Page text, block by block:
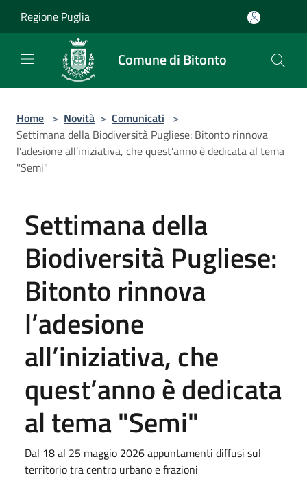
Regione Puglia
Comune di Bitonto
Home > Novità > Comunicati >
Settimana della Biodiversità Pugliese: Bitonto rinnova
l’adesione all’iniziativa, che quest’anno è dedicata al tema
"Semi"
Settimana della
Biodiversità Pugliese:
Bitonto rinnova
l’adesione
all’iniziativa, che
quest’anno è dedicata
al tema "Semi"
Dal 18 al 25 maggio 2026 appuntamenti diffusi sul
territorio tra centro urbano e frazioni